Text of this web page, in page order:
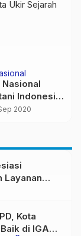
Indonesia,
Minta
2020
Layanan
Kota
di IGA